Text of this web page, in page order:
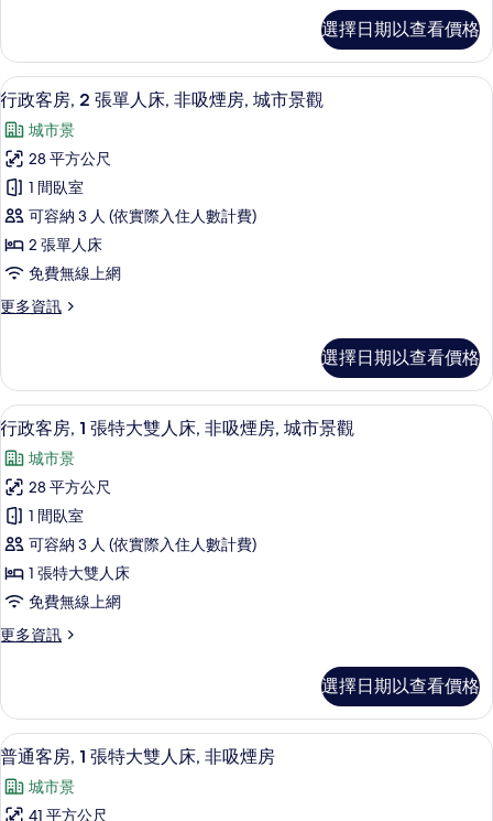
床
(View)
的
所
有
相
片
客
房,
2
張
單
人
床
(View)
的
詳
情
選擇日期以查看價格
顯
示
行
政
客
房,
2
張
單
床,
非
吸
煙
房,
城
市
景
觀
的
相
片
低過敏寢具、迷你吧、客房內保險箱、
6
行政客房, 2 張單人床, 非吸煙房, 城市景觀
城市景
28 平方公尺
1 間臥室
可容納 3 人 (依實際入住人數計費)
2 張單人床
免費無線上網
更多資訊
更
客
房,
2
張
單
人
床,
非
吸
煙
房,
城
景
詳
情
選擇日期以查看價格
顯
示
行
政
客
房,
1
張
特
雙
人
床,
非
吸
6
行政客房, 1 張特大雙人床, 非吸煙房, 城市景觀
城市景
28 平方公尺
1 間臥室
可容納 3 人 (依實際入住人數計費)
1 張特大雙人床
免費無線上網
更多資訊
更
客
房,
1
張
特
大
選擇日期以查看價格
顯
示
普
低過敏寢具、迷你吧、客房內保險箱、
8
普通客房, 1 張特大雙人床, 非吸煙房
城市景
41 平方公尺